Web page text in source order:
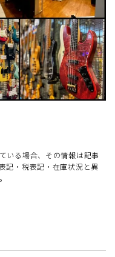
いる場合、その情報は記事
記・税表記・在庫状況と異